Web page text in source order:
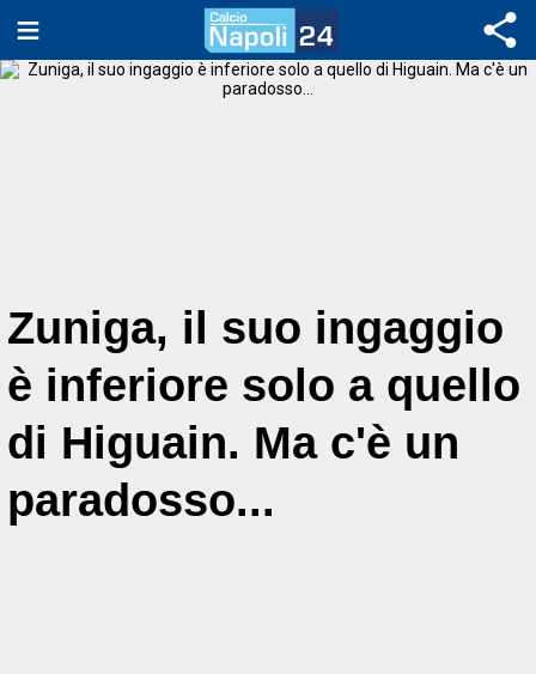
Zuniga, il suo ingaggio
è inferiore solo a quello
di Higuain. Ma c'è un
paradosso...